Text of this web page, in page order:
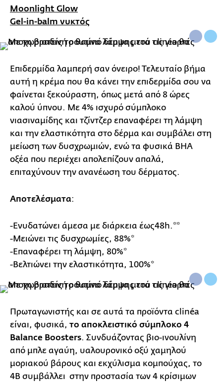
Moonlight Glow
Gel-in-balm νυκτός
Επιδερμίδα λαμπερή σαν όνειρο! Τελευταίο βήμα
αυτή η κρέμα που θα κάνει την επιδερμίδα σου να
φαίνεται ξεκούραστη, όπως μετά από 8 ώρες
καλού ύπνου. Με 4% ισχυρό σύμπλοκο
νιασιναμίδης και τζίντζερ επαναφέρει τη λάμψη
και την ελαστικότητα στο δέρμα και συμβάλει στη
μείωση των δυσχρωμιών, ενώ τα φυσικά BHA
οξέα που περιέχει απολεπίζουν απαλά,
επιταχύνουν την ανανέωση του δέρματος.
Αποτελέσματα:
-Ενυδατώνει άμεσα με διάρκεια έως48h.**
-Μειώνει τις δυσχρωμίες, 88%*
-Επαναφέρει τη λάμψη, 80%*
-Βελτιώνει την ελαστικότητα, 100%*
Πρωταγωνιστής και σε αυτά τα προϊόντα clinéa
είναι, φυσικά, το αποκλειστικό σύμπλοκο 4
Balance Boosters. Συνδυάζοντας βιο-ινουλίνη
από μπλε αγαύη, υαλουρονικό οξύ χαμηλού
μοριακού βάρους και εκχύλισμα κομπούχας, το
4Β συμβάλλει στην προστασία των 4 κρίσιμων